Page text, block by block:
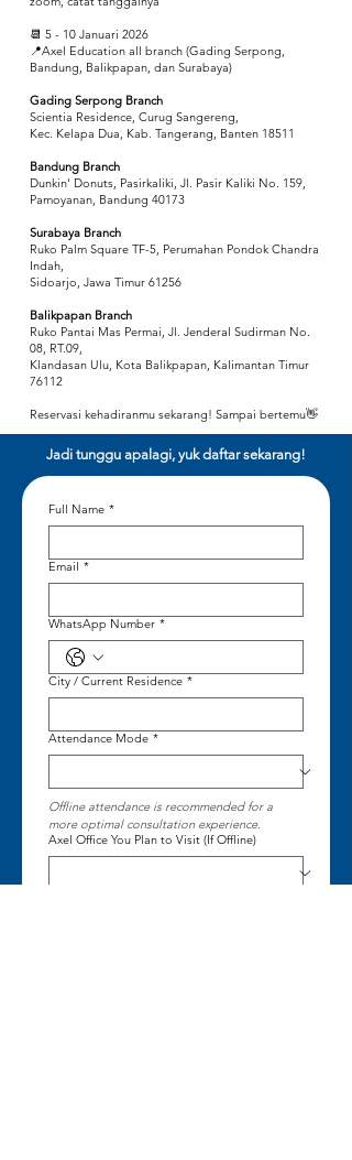
📆 5 - 10 Januari 2026
📍Axel Education all branch (Gading Serpong,
Bandung, Balikpapan, dan Surabaya)
Gading Serpong Branch
​Scientia Residence, Curug Sangereng,
Kec. Kelapa Dua, Kab. Tangerang, Banten 18511
Bandung Branch
Dunkin' Donuts, Pasirkaliki, Jl. Pasir Kaliki No. 159,
Pamoyanan, Bandung 40173
Surabaya Branch
Ruko Palm Square TF-5, Perumahan Pondok Chandra
Indah,
Sidoarjo, Jawa Timur 61256
Balikpapan Branch
Ruko Pantai Mas Permai, Jl. Jenderal Sudirman No.
08, RT.09,
Klandasan Ulu, Kota Balikpapan, Kalimantan Timur
76112
Reservasi kehadiranmu sekarang! Sampai bertemu👋
Jadi tunggu apalagi, yuk daftar sekarang!
Full Name *
Email *
WhatsApp Number *
City / Current Residence *
Attendance Mode *
Offline attendance is recommended for a
more optimal consultation experience.
Axel Office You Plan to Visit (If Offline)